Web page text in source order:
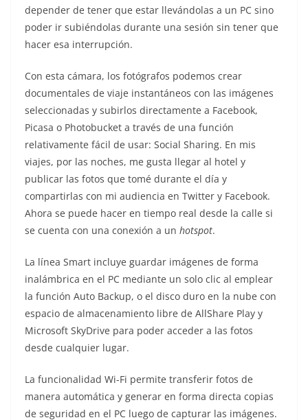
depender de tener que estar llevándolas a un PC sino
poder ir subiéndolas durante una sesión sin tener que
hacer esa interrupción.
Con esta cámara, los fotógrafos podemos crear
documentales de viaje instantáneos con las imágenes
seleccionadas y subirlos directamente a Facebook,
Picasa o Photobucket a través de una función
relativamente fácil de usar: Social Sharing. En mis
viajes, por las noches, me gusta llegar al hotel y
publicar las fotos que tomé durante el día y
compartirlas con mi audiencia en Twitter y Facebook.
Ahora se puede hacer en tiempo real desde la calle si
se cuenta con una conexión a un hotspot.
La línea Smart incluye guardar imágenes de forma
inalámbrica en el PC mediante un solo clic al emplear
la función Auto Backup, o el disco duro en la nube con
espacio de almacenamiento libre de AllShare Play y
Microsoft SkyDrive para poder acceder a las fotos
desde cualquier lugar.
La funcionalidad Wi-Fi permite transferir fotos de
manera automática y generar en forma directa copias
de seguridad en el PC luego de capturar las imágenes.